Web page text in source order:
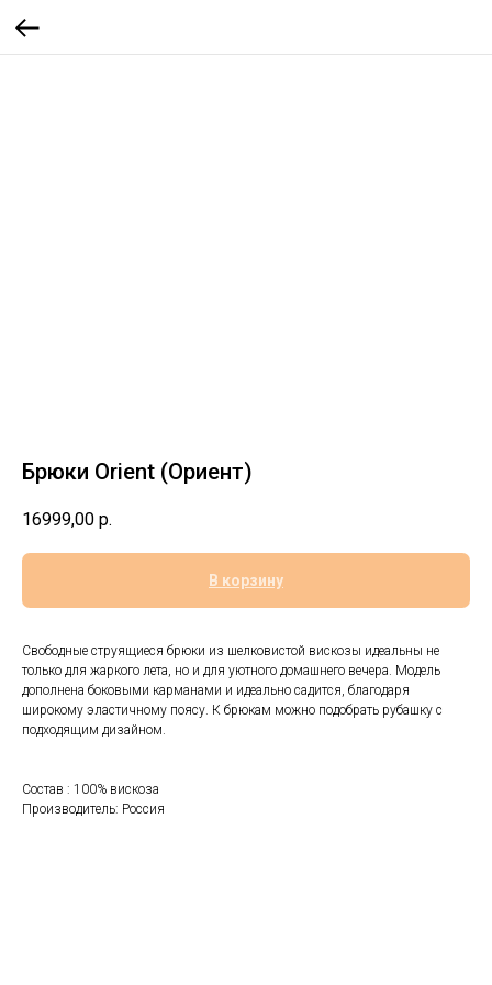
Брюки Оrient (Ориент)
16999,00 р.
В корзину
Свободные струящиеся брюки из шелковистой вискозы идеальны не
только для жаркого лета, но и для уютного домашнего вечера. Модель
дополнена боковыми карманами и идеально садится, благодаря
широкому эластичному поясу. К брюкам можно подобрать рубашку с
подходящим дизайном.
Состав : 100% вискоза
Производитель: Россия